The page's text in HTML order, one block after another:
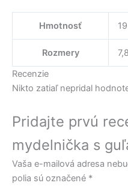
Hmotnosť
Rozmery
Recenzie
Nikto zatiaľ nepridal
Pridajte prvú
mydelnička s
Vaša e-mailová adresa
polia sú označené *